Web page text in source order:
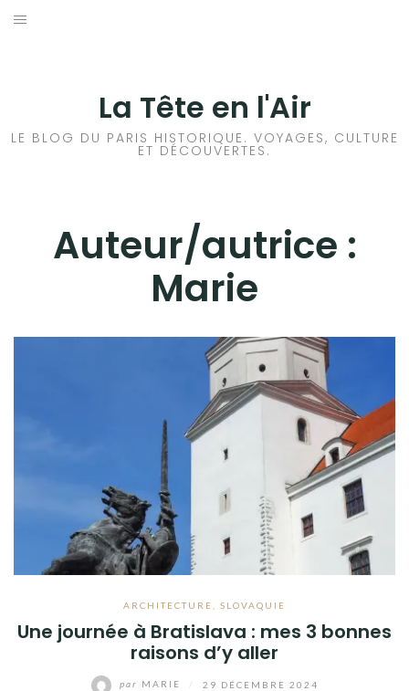
Aller
La Tête en l'Air
LE BLOG DU PARIS HISTORIQUE. VOYAGES, CULTURE
ET DÉCOUVERTES.
Auteur/autrice :
Marie
ARCHITECTURE SLOVAQUIE
Une journée à Bratislava : mes 3 bonnes
raisons d’y aller
par MARIE 29 DÉCEMBRE 2024
HISTOIRES EN ILE DE FRANCE